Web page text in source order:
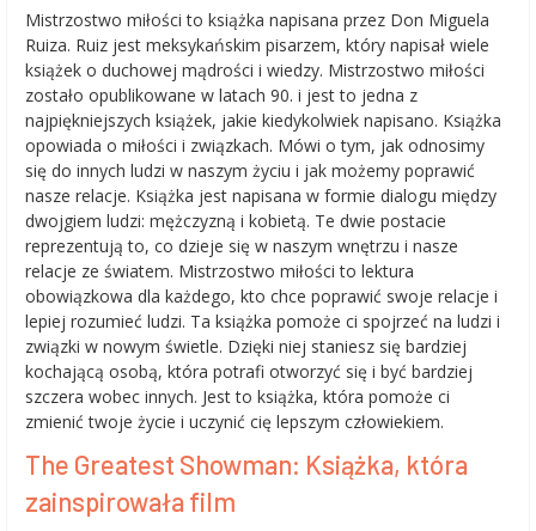
Mistrzostwo miłości to książka napisana przez Don Miguela
Ruiza. Ruiz jest meksykańskim pisarzem, który napisał wiele
książek o duchowej mądrości i wiedzy. Mistrzostwo miłości
zostało opublikowane w latach 90. i jest to jedna z
najpiękniejszych książek, jakie kiedykolwiek napisano. Książka
opowiada o miłości i związkach. Mówi o tym, jak odnosimy
się do innych ludzi w naszym życiu i jak możemy poprawić
nasze relacje. Książka jest napisana w formie dialogu między
dwojgiem ludzi: mężczyzną i kobietą. Te dwie postacie
reprezentują to, co dzieje się w naszym wnętrzu i nasze
relacje ze światem. Mistrzostwo miłości to lektura
obowiązkowa dla każdego, kto chce poprawić swoje relacje i
lepiej rozumieć ludzi. Ta książka pomoże ci spojrzeć na ludzi i
związki w nowym świetle. Dzięki niej staniesz się bardziej
kochającą osobą, która potrafi otworzyć się i być bardziej
szczera wobec innych. Jest to książka, która pomoże ci
zmienić twoje życie i uczynić cię lepszym człowiekiem.
The Greatest Showman: Książka, która
zainspirowała film